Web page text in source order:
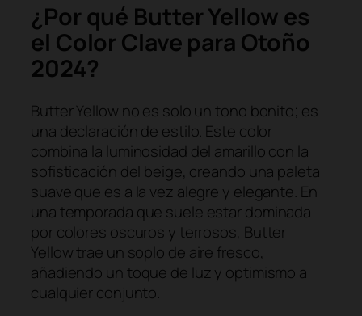
¿Por qué Butter Yellow es
el Color Clave para Otoño
2024?
Butter Yellow no es solo un tono bonito; es
una declaración de estilo. Este color
combina la luminosidad del amarillo con la
sofisticación del beige, creando una paleta
suave que es a la vez alegre y elegante. En
una temporada que suele estar dominada
por colores oscuros y terrosos, Butter
Yellowtrae un soplo de aire fresco,
añadiendo un toque de luz y optimismo a
cualquier conjunto.